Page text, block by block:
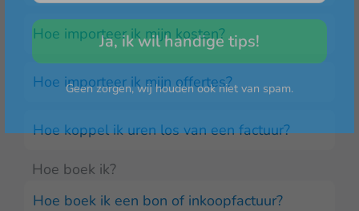
Hoe importeer ik mijn kosten?
Hoe importeer ik mijn offertes?
Hoe koppel ik uren los van een factuur?
Hoe boek ik?
Hoe boek ik een bon of inkoopfactuur?
Ja, ik wil handige tips!
Geen zorgen, wij houden ook niet van spam.